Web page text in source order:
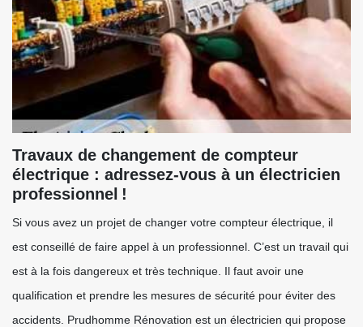
Travaux de changement de compteur
électrique : adressez-vous à un électricien
professionnel !
Si vous avez un projet de changer votre compteur électrique, il
est conseillé de faire appel à un professionnel. C’est un travail qui
est à la fois dangereux et très technique. Il faut avoir une
qualification et prendre les mesures de sécurité pour éviter des
accidents. Prudhomme Rénovation est un électricien qui propose